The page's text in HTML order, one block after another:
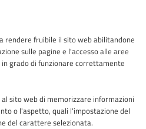
rendere fruibile il sito web abilitandone
sulle pagine e l'accesso alle aree
grado di funzionare correttamente
sito web di memorizzare informazioni
o l'aspetto, quali l'impostazione del
del carattere selezionata.
in contatto
YouTubeLinkedInInstagram